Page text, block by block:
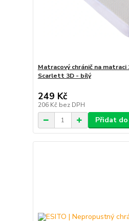
Matracový chránič na matraci
Scarlett 3D - bílý
249 Kč
206 Kč bez DPH
Přidat